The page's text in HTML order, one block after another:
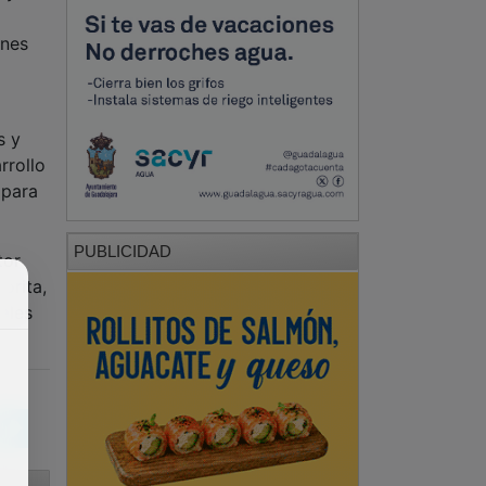
y
PUBLICIDAD